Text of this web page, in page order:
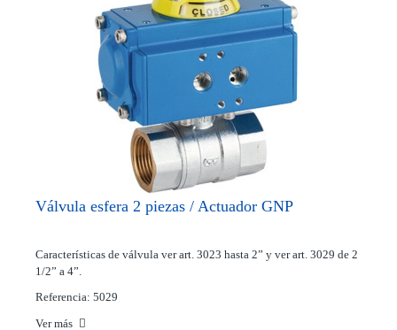
Válvula esfera 2 piezas / Actuador GNP
Características de válvula ver art. 3023 hasta 2” y ver art. 3029 de 2
1/2” a 4”.
Referencia: 5029
Ver más